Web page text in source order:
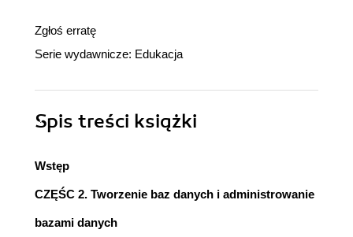
Zgłoś erratę
Serie wydawnicze: Edukacja
Spis treści książki
Wstęp
CZĘŚC 2. Tworzenie baz danych i administrowanie
bazami danych